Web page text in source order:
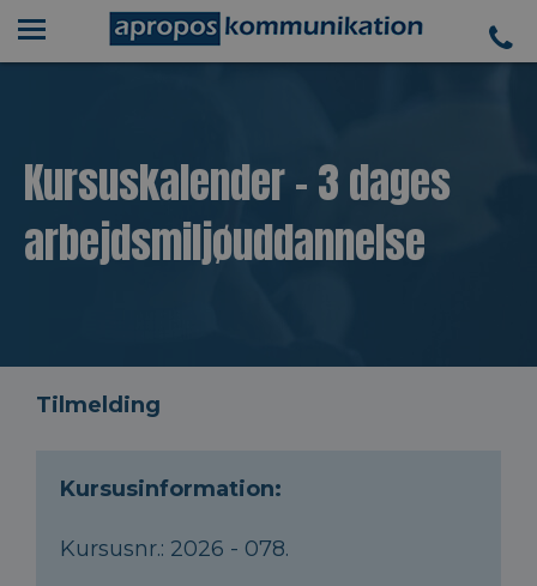
Kursuskalender - 3 dages
arbejdsmiljøuddannelse
Tilmelding
Kursusinformation:
Kursusnr.: 2026 - 078.